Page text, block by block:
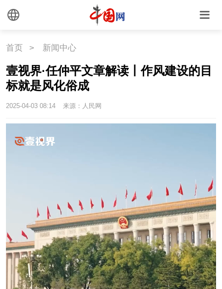
首页 > 新闻中心
壹视界·任仲平文章解读丨作风建设的目
标就是风化俗成
2025-04-03 08:14 来源：人民网